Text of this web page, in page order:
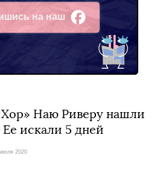
на наш
Наю Риверу нашли
Ее искали 5 дней
2020